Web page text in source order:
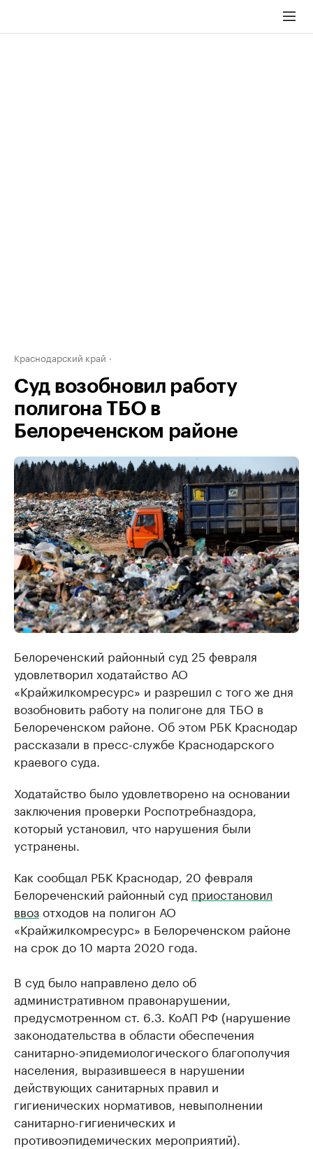
Краснодарский край
Суд возобновил работу
полигона ТБО в
Белореченском районе
Белореченский районный суд 25 февраля
удовлетворил ходатайство АО
«Крайжилкомресурс» и разрешил с того же дня
возобновить работу на полигоне для ТБО в
Белореченском районе. Об этом РБК Краснодар
рассказали в пресс-службе Краснодарского
краевого суда.
Ходатайство было удовлетворено на основании
заключения проверки Роспотребназдора,
который установил, что нарушения были
устранены.
Как сообщал РБК Краснодар, 20 февраля
Белореченский районный суд приостановил
ввозотходов на полигон АО
«Крайжилкомресурс» в Белореченском районе
на срок до 10 марта 2020 года.
В суд было направлено дело об
административном правонарушении,
предусмотренном ст. 6.3. КоАП РФ (нарушение
законодательства в области обеспечения
санитарно-эпидемиологического благополучия
населения, выразившееся в нарушении
действующих санитарных правил и
гигиенических нормативов, невыполнении
санитарно-гигиенических и
противоэпидемических мероприятий).